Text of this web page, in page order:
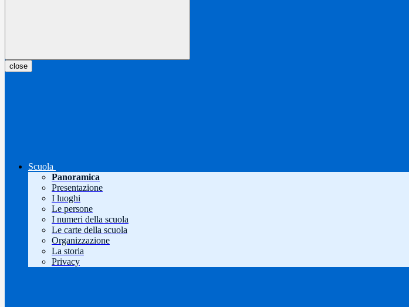
close
Scuola
Panoramica
Presentazione
I luoghi
Le persone
I numeri della scuola
Le carte della scuola
Organizzazione
La storia
Privacy